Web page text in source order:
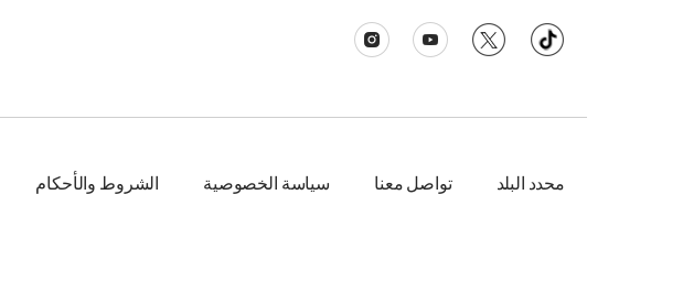
محدد البلد تواصل معنا سياسة الخصوصية الشروط والأحكام